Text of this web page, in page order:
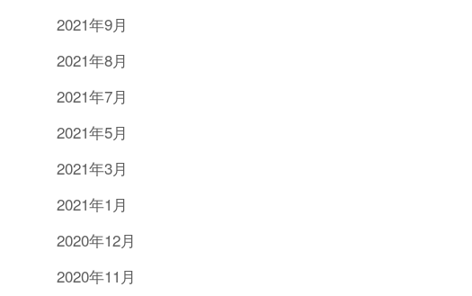
2021年9月
2021年8月
2021年7月
2021年5月
2021年3月
2021年1月
2020年12月
2020年11月